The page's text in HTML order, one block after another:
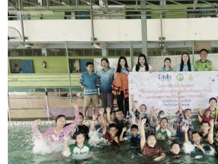
แห่เทียนพรรษาประจำปี ณ วัดศรีคงคาราม
ประชาสัมพันธ์